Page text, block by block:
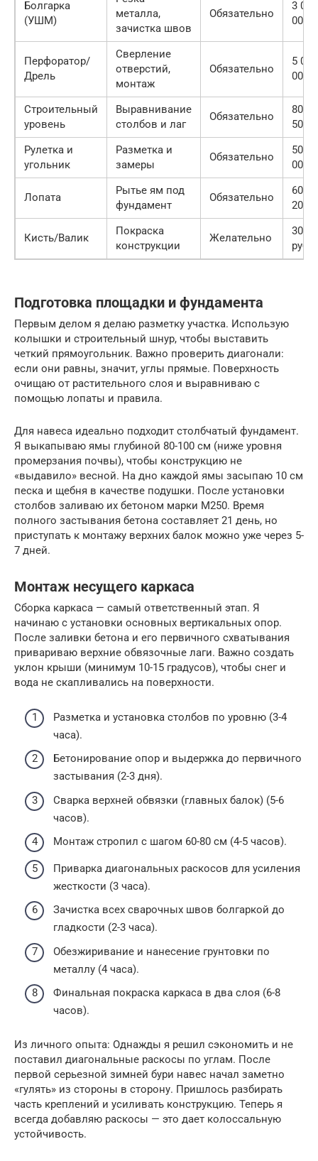
Болгарка
(УШМ)
металла,
зачистка швов
Обязательно
3
000
Перфоратор/
Дрель
Сверление
отверстий,
монтаж
Обязательно
5
000
Строительный
уровень
Выравнивание
столбов и лаг
Обязательно
800
500
Рулетка и
угольник
Разметка и
замеры
Обязательно
500
000
Лопата
Рытье ям под
фундамент
Обязательно
600
200
Кисть/Валик
Покраска
конструкции
Желательно
300
руб
Подготовка площадки и фундамента
Первым делом я делаю разметку участка. Использую
колышки и строительный шнур, чтобы выставить
четкий прямоугольник. Важно проверить диагонали:
если они равны, значит, углы прямые. Поверхность
очищаю от растительного слоя и выравниваю с
помощью лопаты и правила.
Для навеса идеально подходит столбчатый фундамент.
Я выкапываю ямы глубиной 80-100 см (ниже уровня
промерзания почвы), чтобы конструкцию не
«выдавило» весной. На дно каждой ямы засыпаю 10 см
песка и щебня в качестве подушки. После установки
столбов заливаю их бетоном марки М250. Время
полного застывания бетона составляет 21 день, но
приступать к монтажу верхних балок можно уже через 5-
7 дней.
Монтаж несущего каркаса
Сборка каркаса — самый ответственный этап. Я
начинаю с установки основных вертикальных опор.
После заливки бетона и его первичного схватывания
привариваю верхние обвязочные лаги. Важно создать
уклон крыши (минимум 10-15 градусов), чтобы снег и
вода не скапливались на поверхности.
Разметка и установка столбов по уровню (3-4
часа).
Бетонирование опор и выдержка до первичного
застывания (2-3 дня).
Сварка верхней обвязки (главных балок) (5-6
часов).
Монтаж стропил с шагом 60-80 см (4-5 часов).
Приварка диагональных раскосов для усиления
жесткости (3 часа).
Зачистка всех сварочных швов болгаркой до
гладкости (2-3 часа).
Обезжиривание и нанесение грунтовки по
металлу (4 часа).
Финальная покраска каркаса в два слоя (6-8
часов).
Из личного опыта: Однажды я решил сэкономить и не
поставил диагональные раскосы по углам. После
первой серьезной зимней бури навес начал заметно
«гулять» из стороны в сторону. Пришлось разбирать
часть креплений и усиливать конструкцию. Теперь я
всегда добавляю раскосы — это дает колоссальную
устойчивость.